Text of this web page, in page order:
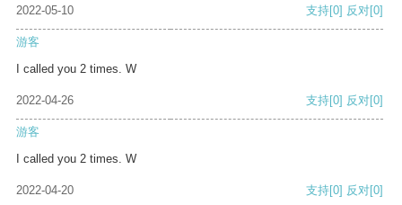
2022-05-10 支持[0] 反对[0]
游客
I called you 2 times. W
2022-04-26 支持[0] 反对[0]
游客
I called you 2 times. W
2022-04-20 支持[0] 反对[0]